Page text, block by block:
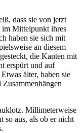
dass sie von jetzt
im Mittelpunkt ihres
haben sie sich mit
an diesem
die Kanten mit
erspürt und auf
älter, haben sie
Millimeterweise
so aus, als ob er nicht